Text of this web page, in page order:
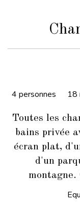
4 personnes
18
Toutes les
bains privée
écran plat,
d'un